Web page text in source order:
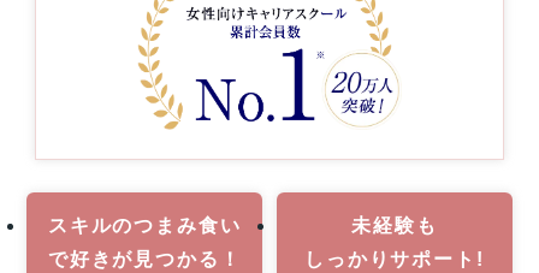
に
Watch
SE3スキルのつまみ食い
で好きが見つかる！
未経験も
しっかりサポート!